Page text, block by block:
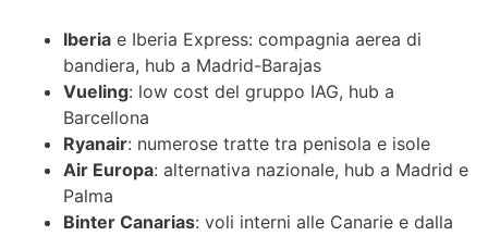
Iberia e Iberia Express: compagnia aerea di
bandiera, hub a Madrid-Barajas
Vueling: low cost del gruppo IAG, hub a
Barcellona
Ryanair: numerose tratte tra penisola e isole
Air Europa: alternativa nazionale, hub a Madrid e
Palma
Binter Canarias: voli interni alle Canarie e dalla